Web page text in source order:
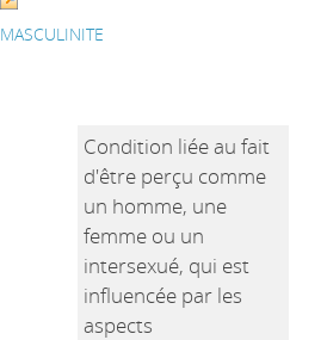
MASCULINITE
Condition liée au fait
d'être perçu comme
un homme, une
femme ou un
intersexué, qui est
influencée par les
aspects